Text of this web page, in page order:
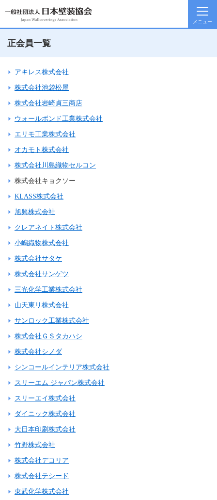
正会員一覧
アキレス株式会社
株式会社池袋松屋
株式会社岩崎貞三商店
ウォールボンド工業株式会社
エリモ工業株式会社
オカモト株式会社
株式会社川島織物セルコン
株式会社キョクソー
KLASS株式会社
旭興株式会社
クレアネイト株式会社
小嶋織物株式会社
株式会社サタケ
株式会社サンゲツ
三光化学工業株式会社
山天東リ株式会社
サンロック工業株式会社
株式会社ＧＳタカハシ
株式会社シノダ
シンコールインテリア株式会社
スリーエム ジャパン株式会社
スリーエイ株式会社
ダイニック株式会社
大日本印刷株式会社
竹野株式会社
株式会社デコリア
株式会社テシード
東武化学株式会社